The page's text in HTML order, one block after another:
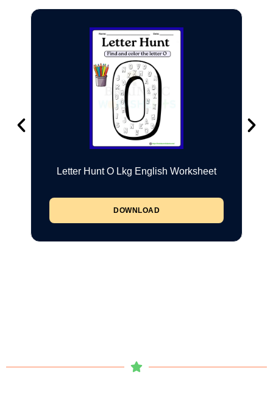
Letter Hunt O Lkg English Worksheet
DOWNLOAD